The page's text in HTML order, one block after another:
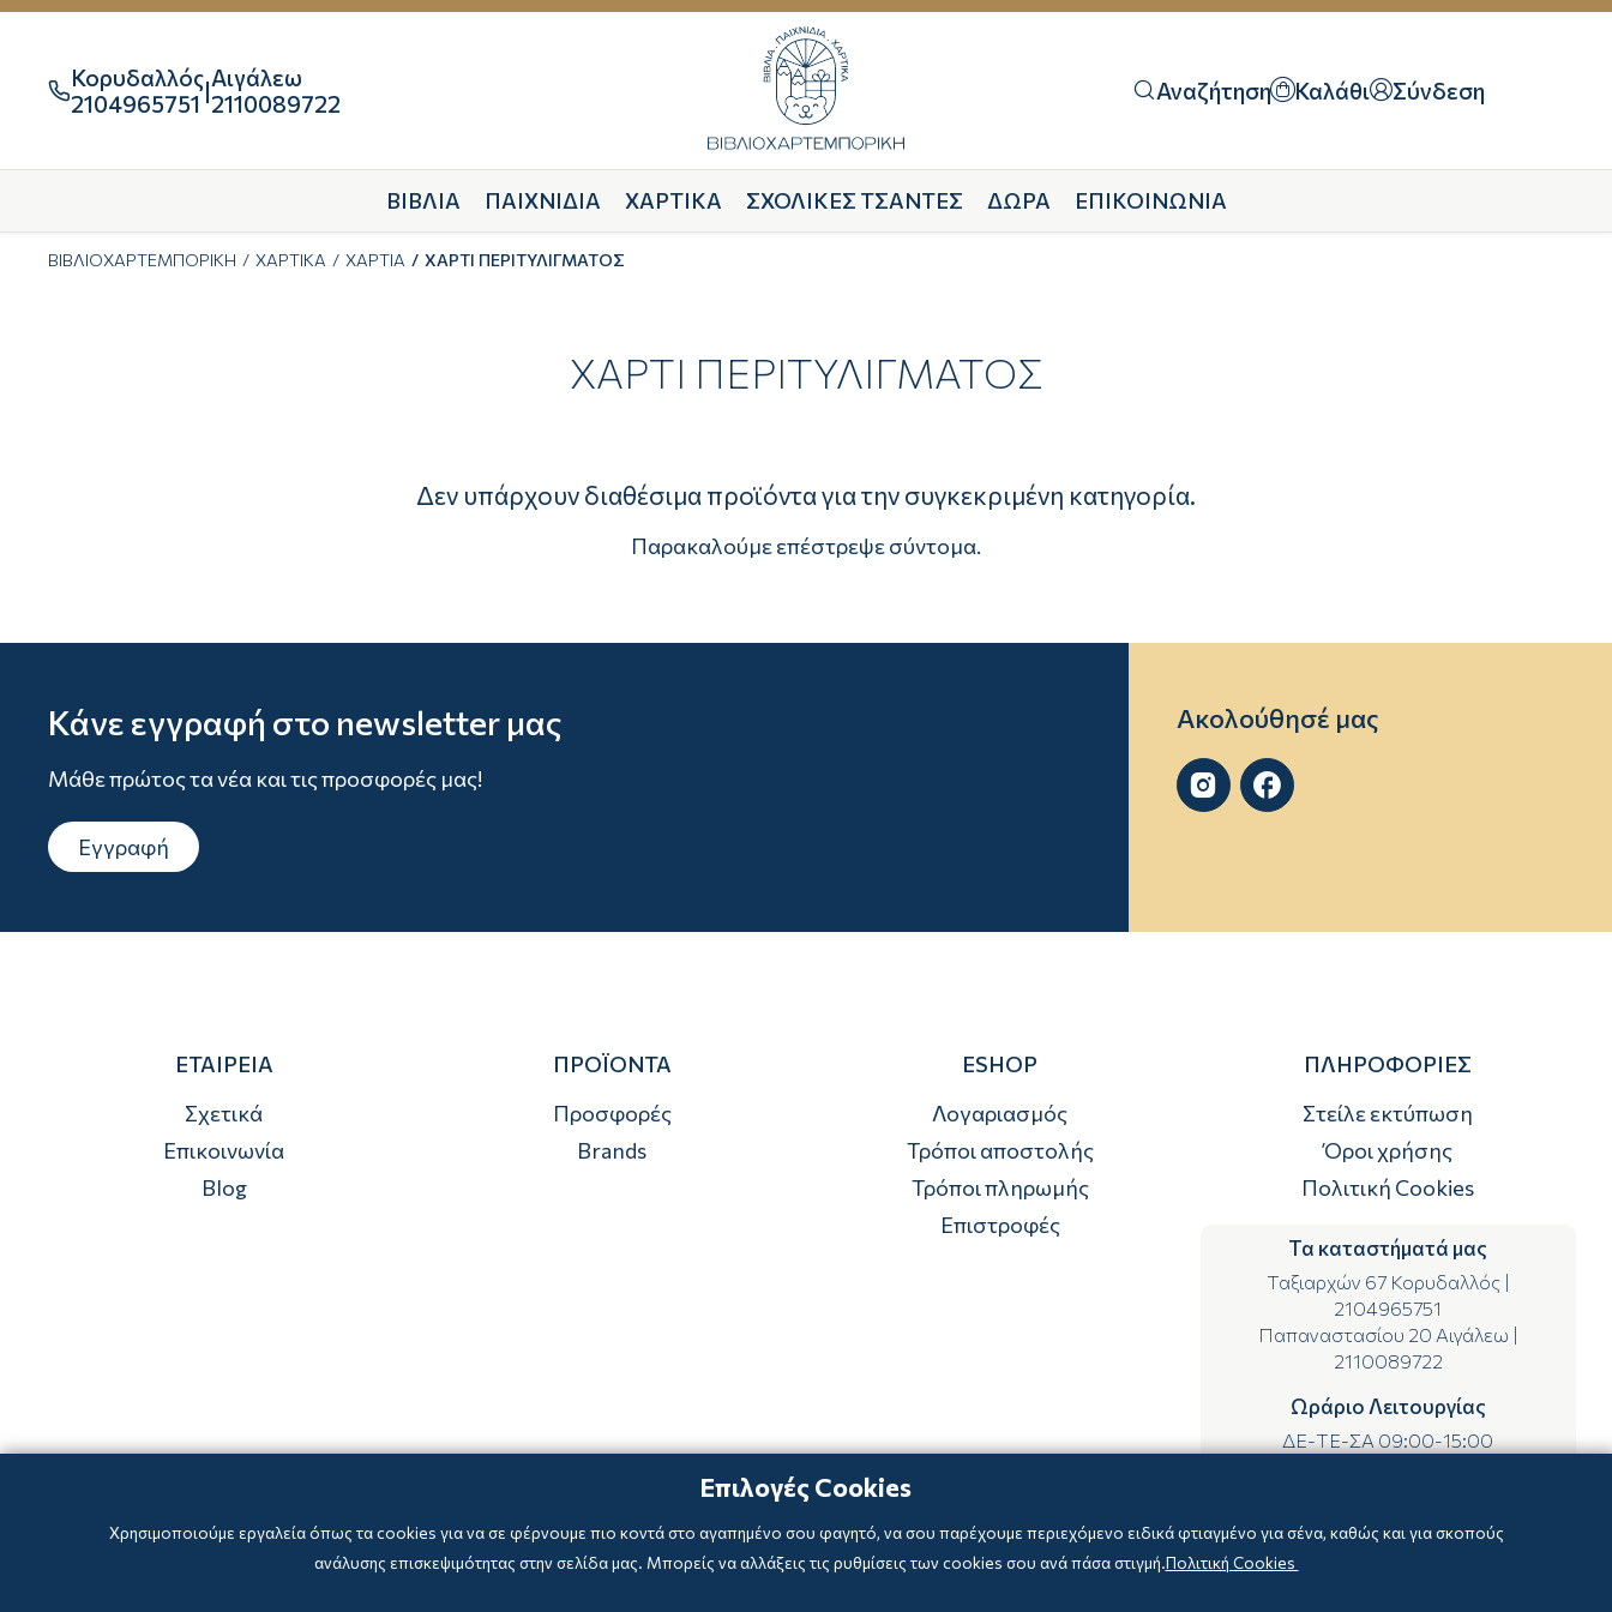
Κορυδαλλός
2104965751 |Αιγάλεω
2110089722
Αναζήτηση Καλάθι Σύνδεση
ΒΙΒΛΙΑ ΠΑΙΧΝΙΔΙΑ ΧΑΡΤΙΚΑ ΣΧΟΛΙΚΕΣ ΤΣΑΝΤΕΣ ΔΩΡΑ ΕΠΙΚΟΙΝΩΝΙΑ
ΒΙΒΛΙΟΧΑΡΤΕΜΠΟΡΙΚΗ ΧΑΡΤΙΚΑ ΧΑΡΤΙΑ ΧΑΡΤΙ ΠΕΡΙΤΥΛΙΓΜΑΤΟΣ
ΧΑΡΤΙ ΠΕΡΙΤΥΛΙΓΜΑΤΟΣ
Δεν υπάρχουν διαθέσιμα προϊόντα για την συγκεκριμένη κατηγορία.
Παρακαλούμε επέστρεψε σύντομα.
Κάνε εγγραφή στο newsletter μας
Μάθε πρώτος τα νέα και τις προσφορές μας!
Εγγραφή
Ακολούθησέ μας
 
ΕΤΑΙΡΕΙΑ
Σχετικά
Επικοινωνία
Blog
ΠΡΟΪΟΝΤΑ
Προσφορές
Brands
ESHOP
Λογαριασμός
Τρόποι αποστολής
Τρόποι πληρωμής
Επιστροφές
ΠΛΗΡΟΦΟΡΙΕΣ
Στείλε εκτύπωση
Όροι χρήσης
Πολιτική Cookies
Τα καταστήματά μας
Ταξιαρχών 67 Κορυδαλλός|
2104965751
Παπαναστασίου 20 Αιγάλεω
2110089722
Ωράριο Λειτουργίας
ΔΕ-ΤΕ-ΣΑ 09:00-15:00
Επιλογές Cookies
Χρησιμοποιούμε εργαλεία όπως τα cookies για να σε φέρνουμε πιο κοντά στο αγαπημένο σου φαγητό, να σου παρέχουμε περιεχόμενο ειδικά φτιαγμένο για σένα, καθώς και για σκοπούς
ανάλυσης επισκεψιμότητας στην σελίδα μας. Μπορείς να αλλάξεις τις ρυθμίσεις των cookies σου ανά πάσα στιγμή.Πολιτική Cookies